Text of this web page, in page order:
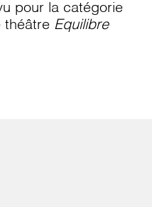
pour la catégorie
Equilibre